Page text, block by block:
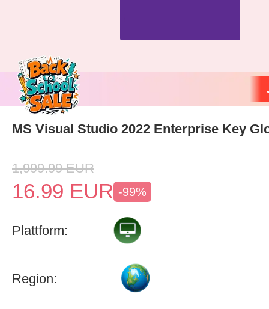
MS Visual Studio 2022 Enterprise Key
1,999.99 EUR
16.99 EUR -99%
Plattform:
Region: